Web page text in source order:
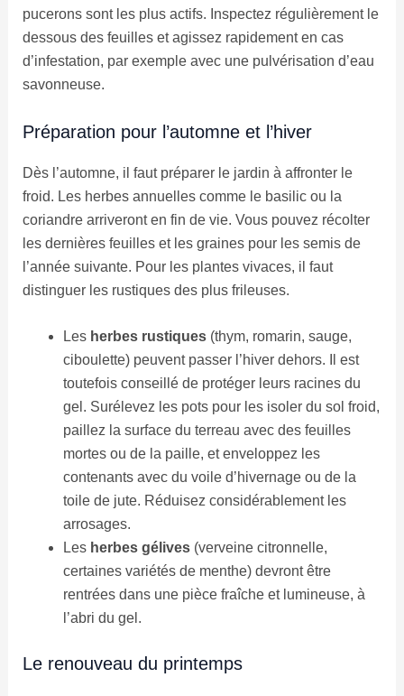
pucerons sont les plus actifs. Inspectez régulièrement le
dessous des feuilles et agissez rapidement en cas
d’infestation, par exemple avec une pulvérisation d’eau
savonneuse.
Préparation pour l’automne et l’hiver
Dès l’automne, il faut préparer le jardin à affronter le
froid. Les herbes annuelles comme le basilic ou la
coriandre arriveront en fin de vie. Vous pouvez récolter
les dernières feuilles et les graines pour les semis de
l’année suivante. Pour les plantes vivaces, il faut
distinguer les rustiques des plus frileuses.
Les herbes rustiques(thym, romarin, sauge,
ciboulette) peuvent passer l’hiver dehors. Il est
toutefois conseillé de protéger leurs racines du
gel. Surélevez les pots pour les isoler du sol froid,
paillez la surface du terreau avec des feuilles
mortes ou de la paille, et enveloppez les
contenants avec du voile d’hivernage ou de la
toile de jute. Réduisez considérablement les
arrosages.
Les herbes gélives(verveine citronnelle,
certaines variétés de menthe) devront être
rentrées dans une pièce fraîche et lumineuse, à
l’abri du gel.
Le renouveau du printemps